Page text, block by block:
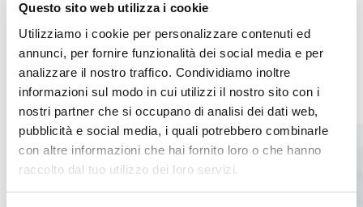
Questo sito web utilizza i cookie
Utilizziamo i cookie per personalizzare contenuti ed
annunci, per fornire funzionalità dei social media e per
analizzare il nostro traffico. Condividiamo inoltre
informazioni sul modo in cui utilizzi il nostro sito con i
nostri partner che si occupano di analisi dei dati web,
pubblicità e social media, i quali potrebbero combinarle
con altre informazioni che hai fornito loro o che hanno
raccolto dal tuo utilizzo dei loro servizi.
ComplicazioniMestieri d’arte